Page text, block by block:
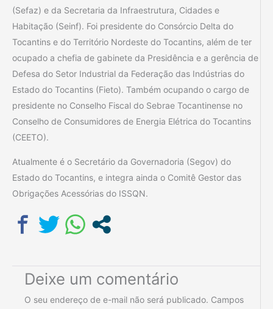
(Sefaz) e da Secretaria da Infraestrutura, Cidades e
Habitação (Seinf). Foi presidente do Consórcio Delta do
Tocantins e do Território Nordeste do Tocantins, além de ter
ocupado a chefia de gabinete da Presidência e a gerência de
Defesa do Setor Industrial da Federação das Indústrias do
Estado do Tocantins (Fieto). Também ocupando o cargo de
presidente no Conselho Fiscal do Sebrae Tocantinense no
Conselho de Consumidores de Energia Elétrica do Tocantins
(CEETO).
Atualmente é o Secretário da Governadoria (Segov) do
Estado do Tocantins, e integra ainda o Comitê Gestor das
Obrigações Acessórias do ISSQN.
Deixe um comentário
O seu endereço de e-mail não será publicado. Campos